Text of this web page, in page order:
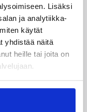
Lisäksi
ja analytiikka-
käytät
yhdistää näitä
heille tai joita on